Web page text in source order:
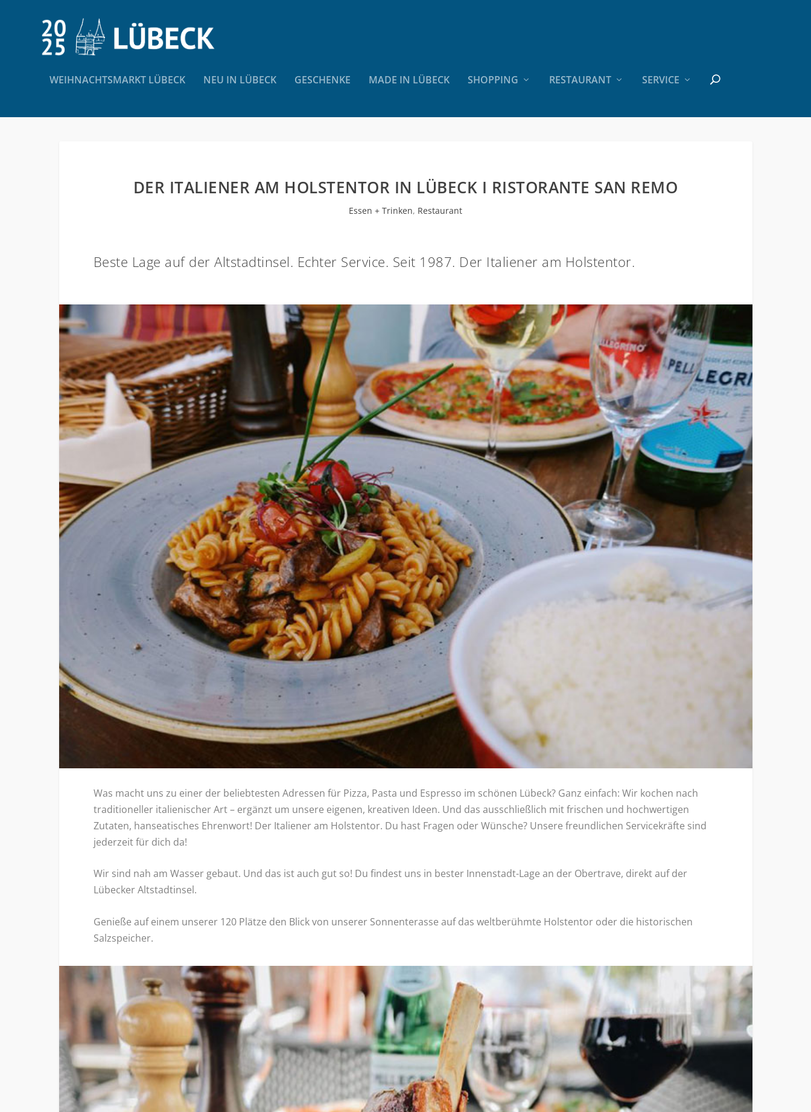
WEIHNACHTSMARKT LÜBECK NEU IN LÜBECK GESCHENKE MADE IN LÜBECK SHOPPING RESTAURANT SERVICE
DER ITALIENER AM HOLSTENTOR IN LÜBECK I RISTORANTE SAN REMO
Essen + Trinken, Restaurant
Beste Lage auf der Altstadtinsel. Echter Service. Seit 1987. Der Italiener am Holstentor.
Was macht uns zu einer der beliebtesten Adressen für Pizza, Pasta und Espresso im schönen Lübeck? Ganz einfach: Wir kochen nach
traditioneller italienischer Art – ergänzt um unsere eigenen, kreativen Ideen. Und das ausschließlich mit frischen und hochwertigen
Zutaten, hanseatisches Ehrenwort! Der Italiener am Holstentor. Du hast Fragen oder Wünsche? Unsere freundlichen Servicekräfte sind
jederzeit für dich da!
Wir sind nah am Wasser gebaut. Und das ist auch gut so! Du findest uns in bester Innenstadt-Lage an der Obertrave, direkt auf der
Lübecker Altstadtinsel.
Genieße auf einem unserer 120 Plätze den Blick von unserer Sonnenterasse auf das weltberühmte Holstentor oder die historischen
Salzspeicher.